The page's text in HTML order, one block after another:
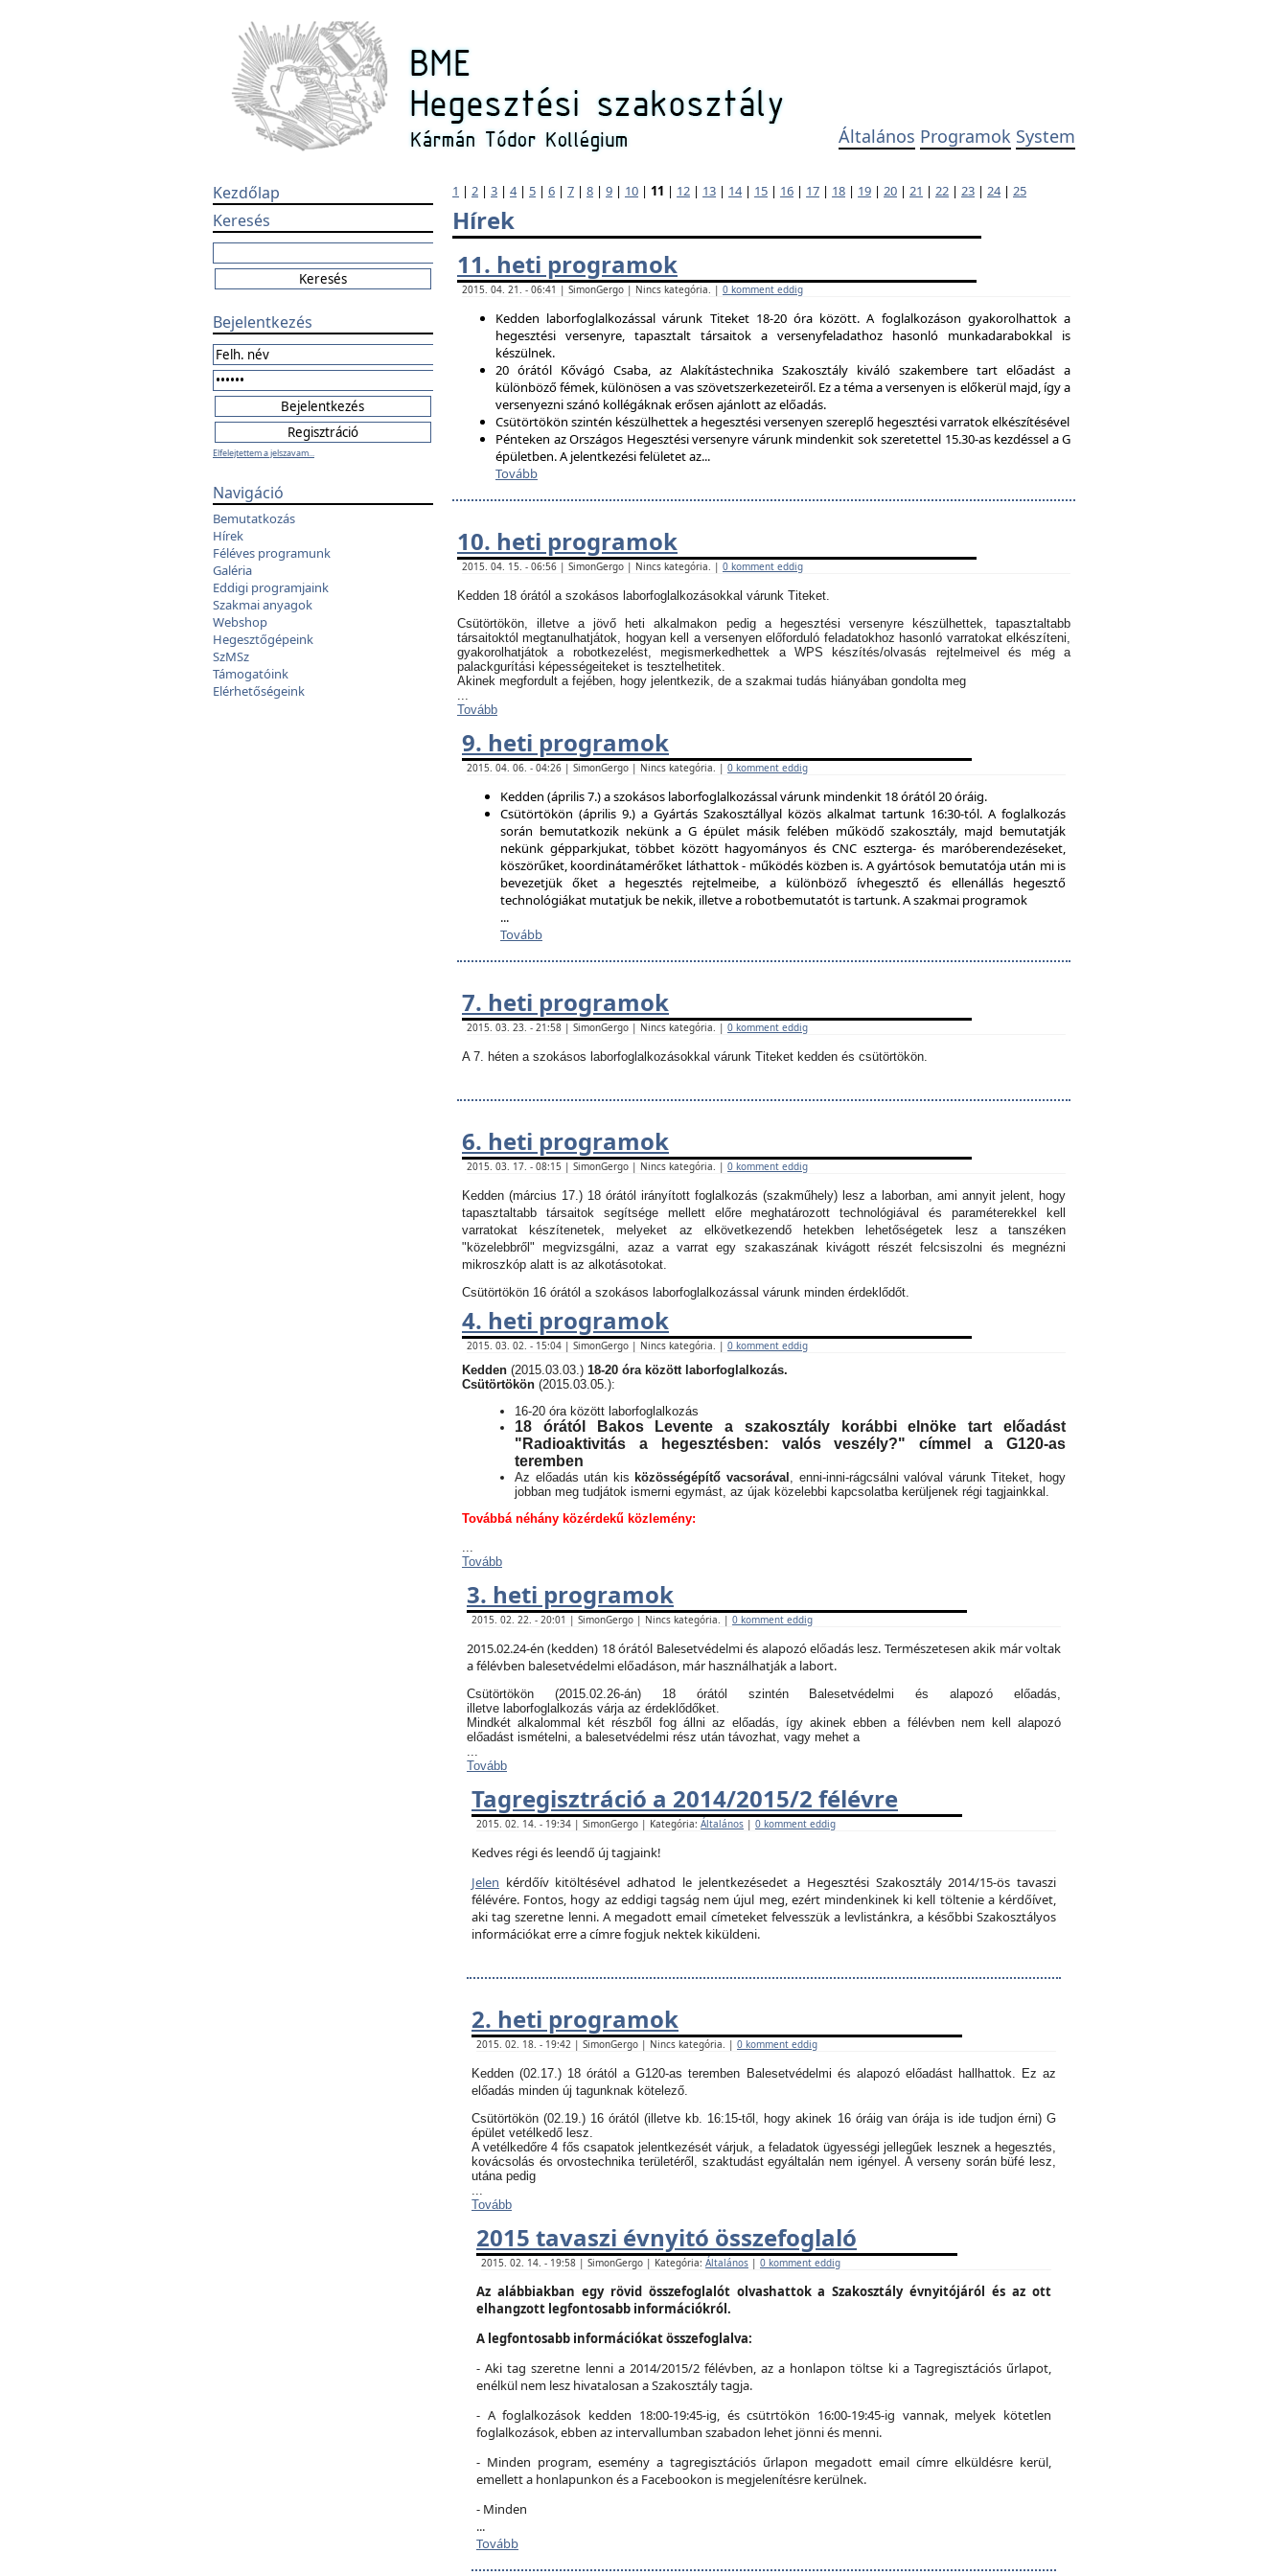
Általános Programok System
Kezdőlap
Keresés
Bejelentkezés
Elfelejtettem a jelszavam...
Navigáció
Bemutatkozás
Hírek
Féléves programunk
Galéria
Eddigi programjaink
Szakmai anyagok
Webshop
Hegesztőgépeink
SzMSz
Támogatóink
Elérhetőségeink
1 | 2 | 3 | 4| 5 | 6 | 7 | 8 | 9 | 10 | 11 | 12 | 13 | 14| 15 | 16 | 17 | 18 | 19 | 20 | 21 | 22 | 23 | 24| 25
Hírek
11. heti programok
2015. 04. 21. - 06:41 | SimonGergo | Nincs kategória. | 0 komment eddig
Kedden laborfoglalkozással várunk Titeket 18-20 óra között. A foglalkozáson gyakorolhattok a
hegesztési versenyre, tapasztalt társaitok a versenyfeladathoz hasonló munkadarabokkal is
készülnek.
20 órától Kővágó Csaba, az Alakítástechnika Szakosztály kiváló szakembere tart előadást a
különböző fémek, különösen a vas szövetszerkezeteiről. Ez a téma a versenyen is előkerül majd, így a
versenyezni szánó kollégáknak erősen ajánlott az előadás.
Csütörtökön szintén készülhettek a hegesztési versenyen szereplő hegesztési varratok elkészítésével
Pénteken az Országos Hegesztési versenyre várunk mindenkit sok szeretettel 15.30-as kezdéssel a G
épületben. A jelentkezési felületet az...
Tovább
10. heti programok
2015. 04. 15. - 06:56 | SimonGergo | Nincs kategória. | 0 komment eddig
Kedden 18 órától a szokásos laborfoglalkozásokkal várunk Titeket.
Csütörtökön, illetve a jövő heti alkalmakon pedig a hegesztési versenyre készülhettek, tapasztaltabb
társaitoktól megtanulhatjátok, hogyan kell a versenyen előforduló feladatokhoz hasonló varratokat elkészíteni,
gyakorolhatjátok a robotkezelést, megismerkedhettek a WPS készítés/olvasás rejtelmeivel és még a
palackgurítási képességeiteket is tesztelhetitek.
Akinek megfordult a fejében, hogy jelentkezik, de a szakmai tudás hiányában gondolta meg
...
Tovább
9. heti programok
2015. 04. 06. - 04:26 | SimonGergo | Nincs kategória. | 0 komment eddig
Kedden (április 7.) a szokásos laborfoglalkozással várunk mindenkit 18 órától 20 óráig.
Csütörtökön (április 9.) a Gyártás Szakosztállyal közös alkalmat tartunk 16:30-tól. A foglalkozás
során bemutatkozik nekünk a G épület másik felében működő szakosztály, majd bemutatják
nekünk gépparkjukat, többet között hagyományos és CNC eszterga- és maróberendezéseket,
köszörűket, koordinátamérőket láthattok - működés közben is. A gyártósok bemutatója után mi is
bevezetjük őket a hegesztés rejtelmeibe, a különböző ívhegesztő és ellenállás hegesztő
technológiákat mutatjuk be nekik, illetve a robotbemutatót is tartunk. A szakmai programok
...
Tovább
7. heti programok
2015. 03. 23. - 21:58 | SimonGergo | Nincs kategória. | 0 komment eddig
A 7. héten a szokásos laborfoglalkozásokkal várunk Titeket kedden és csütörtökön.
6. heti programok
2015. 03. 17. - 08:15 | SimonGergo | Nincs kategória. | 0 komment eddig
Kedden (március 17.) 18 órától irányított foglalkozás (szakműhely) lesz a laborban, ami annyit jelent, hogy
tapasztaltabb társaitok segítsége mellett előre meghatározott technológiával és paraméterekkel kell
varratokat készítenetek, melyeket az elkövetkezendő hetekben lehetőségetek lesz a tanszéken
"közelebbről" megvizsgálni, azaz a varrat egy szakaszának kivágott részét felcsiszolni és megnézni
mikroszkóp alatt is az alkotásotokat.
Csütörtökön 16 órától a szokásos laborfoglalkozással várunk minden érdeklődőt.
4. heti programok
2015. 03. 02. - 15:04 | SimonGergo | Nincs kategória. | 0 komment eddig
Kedden (2015.03.03.) 18-20 óra között laborfoglalkozás.
Csütörtökön (2015.03.05.):
16-20 óra között laborfoglalkozás
18 órától Bakos Levente a szakosztály korábbi elnöke tart előadást
"Radioaktivitás a hegesztésben: valós veszély?" címmel a G120-as
teremben
Az előadás után kis közösségépítő vacsorával , enni-inni-rágcsálni valóval várunk Titeket, hogy
jobban meg tudjátok ismerni egymást, az újak közelebbi kapcsolatba kerüljenek régi tagjainkkal.
Továbbá néhány közérdekű közlemény:
...
Tovább
3. heti programok
2015. 02. 22. - 20:01 | SimonGergo | Nincs kategória. | 0 komment eddig
2015.02.24-én (kedden) 18 órától Balesetvédelmi és alapozó előadás lesz. Természetesen akik már voltak
a félévben balesetvédelmi előadáson, már használhatják a labort.
Csütörtökön (2015.02.26-án) 18 órától szintén Balesetvédelmi és alapozó előadás,
illetve laborfoglalkozás várja az érdeklődőket.
Mindkét alkalommal két részből fog állni az előadás, így akinek ebben a félévben nem kell alapozó
előadást ismételni, a balesetvédelmi rész után távozhat, vagy mehet a
...
Tovább
Tagregisztráció a 2014/2015/2 félévre
2015. 02. 14. - 19:34 | SimonGergo | Kategória: Általános | 0 komment eddig
Kedves régi és leendő új tagjaink!
Jelen kérdőív kitöltésével adhatod le jelentkezésedet a Hegesztési Szakosztály 2014/15-ös tavaszi
félévére. Fontos, hogy az eddigi tagság nem újul meg, ezért mindenkinek ki kell töltenie a kérdőívet,
aki tag szeretne lenni. A megadott email címeteket felvesszük a levlistánkra, a későbbi Szakosztályos
információkat erre a címre fogjuk nektek kiküldeni.
2. heti programok
2015. 02. 18. - 19:42 | SimonGergo | Nincs kategória. | 0 komment eddig
Kedden (02.17.) 18 órától a G120-as teremben Balesetvédelmi és alapozó előadást hallhattok. Ez az
előadás minden új tagunknak kötelező.
Csütörtökön (02.19.) 16 órától (illetve kb. 16:15-től, hogy akinek 16 óráig van órája is ide tudjon érni) G
épület vetélkedő lesz.
A vetélkedőre 4 fős csapatok jelentkezését várjuk, a feladatok ügyességi jellegűek lesznek a hegesztés,
kovácsolás és orvostechnika területéről, szaktudást egyáltalán nem igényel. A verseny során büfé lesz,
utána pedig
...
Tovább
2015 tavaszi évnyitó összefoglaló
2015. 02. 14. - 19:58 | SimonGergo | Kategória: Általános | 0 komment eddig
Az alábbiakban egy rövid összefoglalót olvashattok a Szakosztály évnyitójáról és az ott
elhangzott legfontosabb információkról.
A legfontosabb információkat összefoglalva:
- Aki tag szeretne lenni a 2014/2015/2 félévben, az a honlapon töltse ki a Tagregisztációs űrlapot,
enélkül nem lesz hivatalosan a Szakosztály tagja.
- A foglalkozások kedden 18:00-19:45-ig, és csütrtökön 16:00-19:45-ig vannak, melyek kötetlen
foglalkozások, ebben az intervallumban szabadon lehet jönni és menni.
- Minden program, esemény a tagregisztációs űrlapon megadott email címre elküldésre kerül,
emellett a honlapunkon és a Facebookon is megjelenítésre kerülnek.
- Minden
...
Tovább